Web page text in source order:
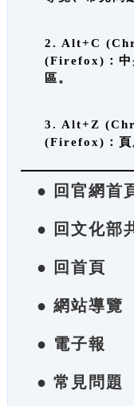
2. Alt+C
(Firefox)：中
區。
3. Alt+Z
(Firefox)：頁
● 回官網首
● 回文化部
● 回首頁
● 網站導覽
● 電子報
● 常見問題